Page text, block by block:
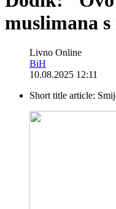
muslimana
Livno Online
BiH
10.08.2025 12:11
Short title article: